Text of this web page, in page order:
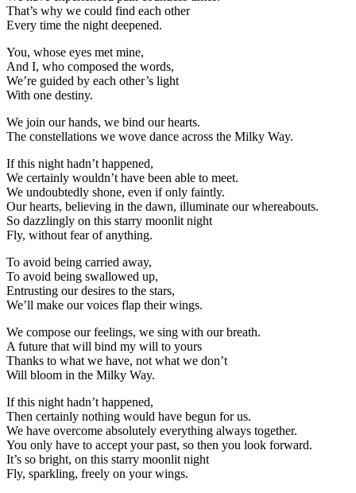
That’s why we could find each other
Every time the night deepened.
You, whose eyes met mine,
And I, who composed the words,
We’re guided by each other’s light
With one destiny.
We join our hands, we bind our hearts.
The constellations we wove dance across the Milky Way.
If this night hadn’t happened,
We certainly wouldn’t have been able to meet.
We undoubtedly shone, even if only faintly.
Our hearts, believing in the dawn, illuminate our whereabouts.
So dazzlingly on this starry moonlit night
Fly, without fear of anything.
To avoid being carried away,
To avoid being swallowed up,
Entrusting our desires to the stars,
We’ll make our voices flap their wings.
We compose our feelings, we sing with our breath.
A future that will bind my will to yours
Thanks to what we have, not what we don’t
Will bloom in the Milky Way.
If this night hadn’t happened,
Then certainly nothing would have begun for us.
We have overcome absolutely everything always together.
You only have to accept your past, so then you look forward.
It’s so bright, on this starry moonlit night
Fly, sparkling, freely on your wings.